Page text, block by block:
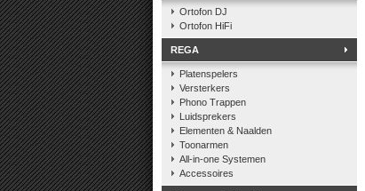
Ortofon DJ
Ortofon HiFi
REGA
Platenspelers
Versterkers
Phono Trappen
Luidsprekers
Elementen & Naalden
Toonarmen
All-in-one Systemen
Accessoires